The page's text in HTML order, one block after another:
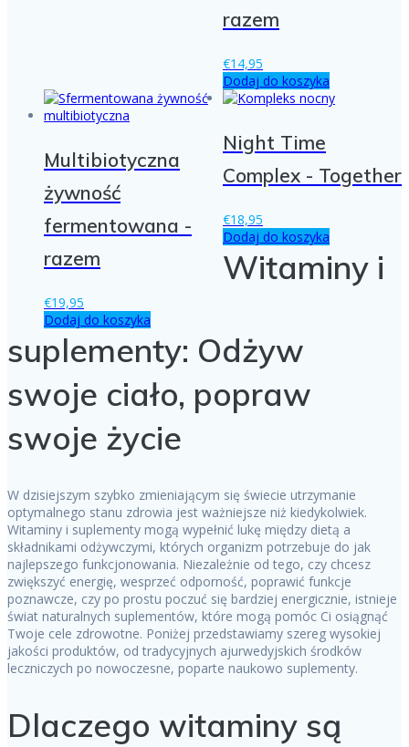
razem
€14,95
Dodaj do koszyka
Multibiotyczna
żywność
fermentowana -
razem
€19,95
Dodaj do koszyka
Night Time
Complex - Together
€18,95
Dodaj do koszyka
Witaminy i
suplementy: Odżyw
swoje ciało, popraw
swoje życie
W dzisiejszym szybko zmieniającym się świecie utrzymanie
optymalnego stanu zdrowia jest ważniejsze niż kiedykolwiek.
Witaminy i suplementy mogą wypełnić lukę między dietą a
składnikami odżywczymi, których organizm potrzebuje do jak
najlepszego funkcjonowania. Niezależnie od tego, czy chcesz
zwiększyć energię, wesprzeć odporność, poprawić funkcje
poznawcze, czy po prostu poczuć się bardziej energicznie, istnieje
świat naturalnych suplementów, które mogą pomóc Ci osiągnąć
Twoje cele zdrowotne. Poniżej przedstawiamy szereg wysokiej
jakości produktów, od tradycyjnych ajurwedyjskich środków
leczniczych po nowoczesne, poparte naukowo suplementy.
Dlaczego witaminy są